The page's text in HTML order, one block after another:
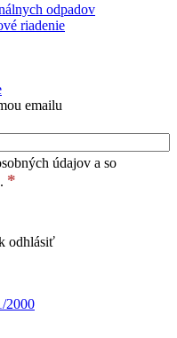
odpadov
riadenie
emailu
údajov a so
*
odhlásiť
2000